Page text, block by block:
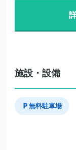
施設・設備
無料駐車場